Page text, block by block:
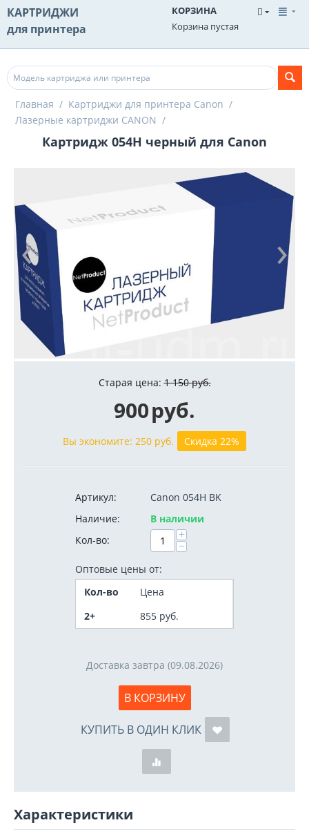
КАРТРИДЖИ
для принтера
КОРЗИНА
Корзина пустая
Главная / Картриджи для принтера Canon /
Лазерные картриджи CANON /
Картридж 054H черный для Canon
Старая цена: 1 150 руб.
900руб.
Вы экономите: 250 руб. Скидка 22%
Артикул:
Canon 054H BK
Наличие:
В наличии
Кол-во:
+
−
Оптовые цены от:
Кол-во
Цена
2+
855 руб.
Доставка завтра (09.08.2026)
В КОРЗИНУ
КУПИТЬ В ОДИН КЛИК
Характеристики